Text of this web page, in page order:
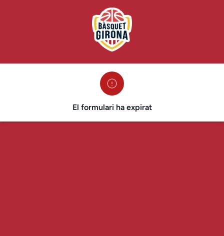
El formulari ha expirat